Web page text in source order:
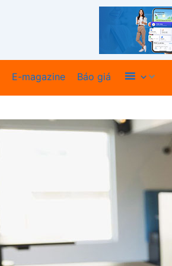
E-magazine Báo giá Xem thêm